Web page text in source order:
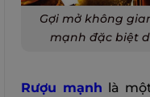
Gợi mở không
mạnh đặc biệt
Rượu mạnh là